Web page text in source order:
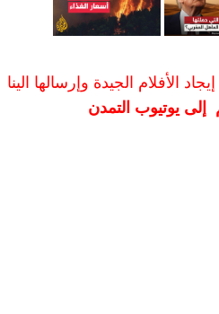
الأفلام الجيدة وإرسالها الينا
إلى يوتيوب التمدن